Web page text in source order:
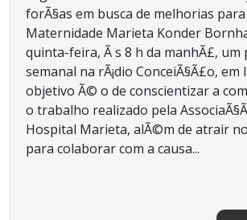
forÃ§as em busca de melhorias
Maternidade Marieta Konder
quinta-feira, Ã s 8 h da manhÃ£, um
semanal na rÃ¡dio ConceiÃ§Ã£o, em
objetivo Ã© o de conscientizar a
o trabalho realizado pela
Hospital Marieta, alÃ©m de atrair
para colaborar com a causa...